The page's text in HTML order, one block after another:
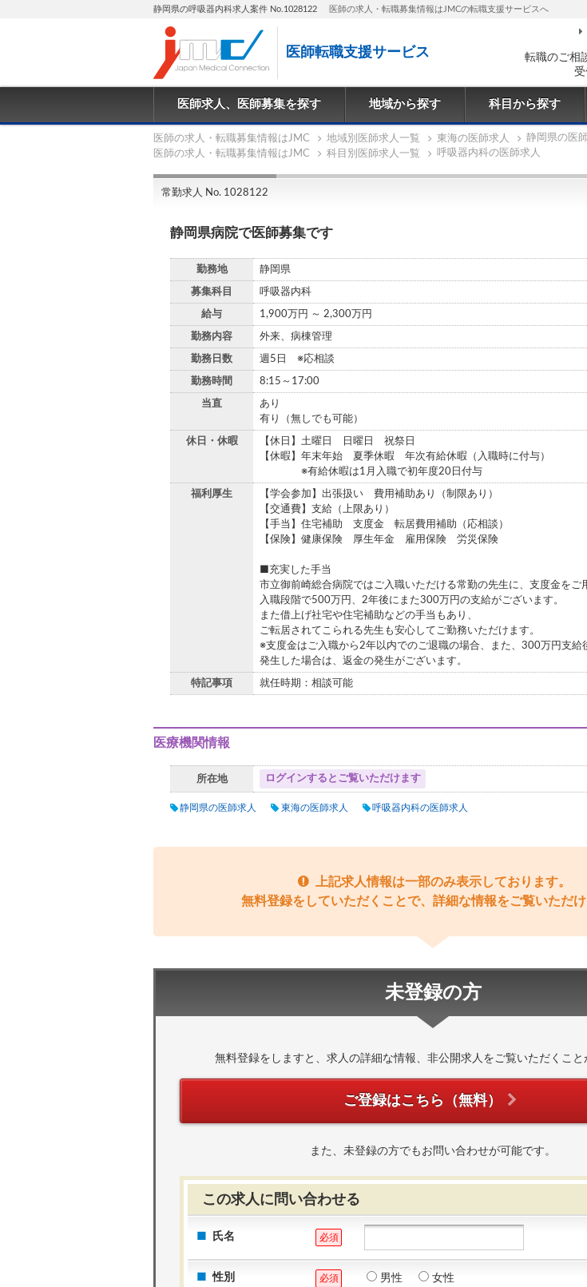
静岡県の呼吸器内科求人案件 No.1028122 医師の求人・転職募集情報はJMCの転職支援サービスへ
医師転職支援サービス
転職のご相
医師求人、医師募集を探す 地域から探す 科目から探す
医師の求人・転職募集情報はJMC 地域別医師求人一覧 東海の医師求人
静岡県の医
医師の求人・転職募集情報はJMC
科目別医師求人一覧 呼吸器内科の医師求人
常勤求人 No. 1028122
静岡県病院で医師募集です
勤務地 静岡県
募集科目 呼吸器内科
給与 1,900万円 ～ 2,300万円
勤務内容 外来、病棟管理
勤務日数 週5日 ※応相談
勤務時間 8:15～17:00
当直
あり
有り（無しでも可能）
休日・休暇
【休日】土曜日 日曜日 祝祭日
【休暇】年末年始 夏季休暇 年次有給休暇（入職時に付与）
※有給休暇は1月入職で初年度20日付与
福利厚生
【学会参加】出張扱い 費用補助あり（制限あり）
【交通費】支給（上限あり）
【手当】住宅補助 支度金 転居費用補助（応相談）
【保険】健康保険 厚生年金 雇用保険 労災保険
■充実した手当
市立御前崎総合病院ではご入職いただける常勤の先生に、支度金をご
入職段階で500万円、2年後にまた300万円の支給がございます。
また借上げ社宅や住宅補助などの手当もあり、
ご転居されてこられる先生も安心してご勤務いただけます。
※支度金はご入職から2年以内でのご退職の場合、また、300万円支給
発生した場合は、返金の発生がございます。
特記事項 就任時期：相談可能
医療機関情報
所在地 ログインするとご覧いただけます
静岡県の医師求人 東海の医師求人 呼吸器内科の医師求人
上記求人情報は一部のみ表示しております。
無料登録をしていただくことで、詳細な情報をご覧いただけ
未登録の方
無料登録をしますと、求人の詳細な情報、非公開求人をご覧いただくこと
ご登録はこちら（無料）
また、未登録の方でもお問い合わせが可能です。
この求人に問い合わせる
氏名 必須
性別 必須 男性 女性